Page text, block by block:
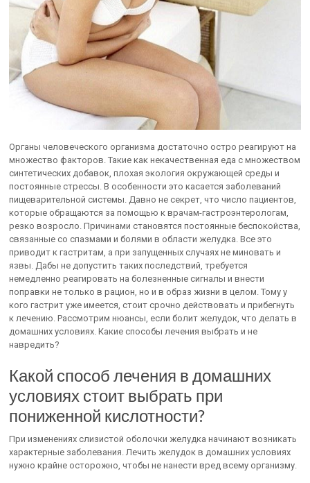
Органы человеческого организма достаточно остро реагируют на
множество факторов. Такие как некачественная еда с множеством
синтетических добавок, плохая экология окружающей среды и
постоянные стрессы. В особенности это касается заболеваний
пищеварительной системы. Давно не секрет, что число пациентов,
которые обращаются за помощью к врачам-гастроэнтерологам,
резко возросло. Причинами становятся постоянные беспокойства,
связанные со спазмами и болями в области желудка. Все это
приводит к гастритам, а при запущенных случаях не миновать и
язвы. Дабы не допустить таких последствий, требуется
немедленно реагировать на болезненные сигналы и внести
поправки не только в рацион, но и в образ жизни в целом. Тому у
кого гастрит уже имеется, стоит срочно действовать и прибегнуть
к лечению. Рассмотрим нюансы, если болит желудок, что делать в
домашних условиях. Какие способы лечения выбрать и не
навредить?
Какой способ лечения в домашних
условиях стоит выбрать при
пониженной кислотности?
При изменениях слизистой оболочки желудка начинают возникать
характерные заболевания. Лечить желудок в домашних условиях
нужно крайне осторожно, чтобы не нанести вред всему организму.